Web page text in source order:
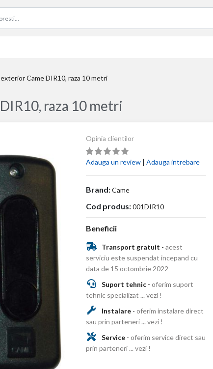
Came DIR10, raza 10 metri
raza 10 metri
Opinia clientilor
Adauga un review | Adauga intrebare
Brand:Came
Cod produs:001DIR10
Beneficii
Transport gratuit - acest
serviciu este suspendat incepand cu
data de 15 octombrie 2022
Suport tehnic- oferim suport
tehnic specializat ... vezi !
Instalare- oferim instalare direct
sau prin parteneri ... vezi !
Service- oferim service direct sau
prin parteneri ... vezi !